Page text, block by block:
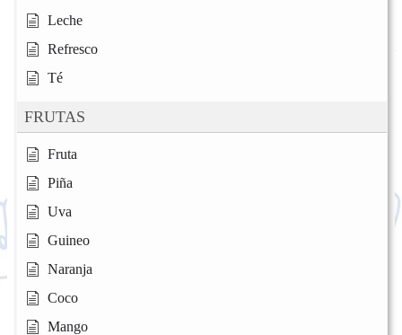
Leche
Refresco
Té
FRUTAS
Fruta
Piña
Uva
Guineo
Naranja
Coco
Mango